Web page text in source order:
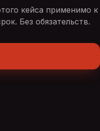
кейса применимо к
Без обязательств.